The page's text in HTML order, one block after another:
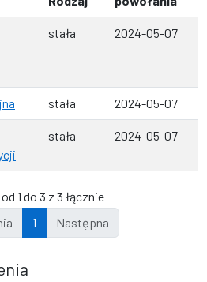
stała 2024-05-07
stała 2024-05-07
stała 2024-05-07
1 do 3 z 3 łącznie
1 Następna